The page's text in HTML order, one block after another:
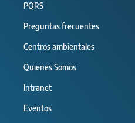
PQRS
Preguntas frecuentes
Centros ambientales
Quienes Somos
Intranet
Eventos